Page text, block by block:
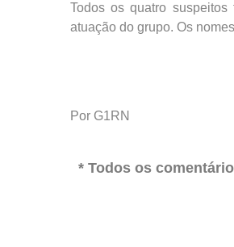
Todos os quatro
atuação do grupo. Os
Por G1RN
* Todos os